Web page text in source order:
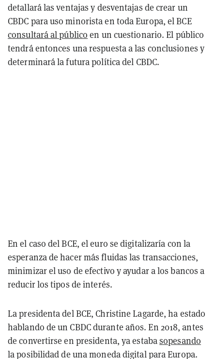
detallará las ventajas y desventajas de crear un
CBDC para uso minorista en toda Europa, el BCE
consultará al público en un cuestionario. El público
tendrá entonces una respuesta a las conclusiones y
determinará la futura política del CBDC.
En el caso del BCE, el euro se digitalizaría con la
esperanza de hacer más fluidas las transacciones,
minimizar el uso de efectivo y ayudar a los bancos a
reducir los tipos de interés.
La presidenta del BCE, Christine Lagarde, ha estado
hablando de un CBDC durante años. En 2018, antes
de convertirse en presidenta, ya estabasopesando
la posibilidad de una moneda digital para Europa.